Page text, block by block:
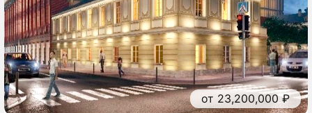
от 23,200,000 ₽